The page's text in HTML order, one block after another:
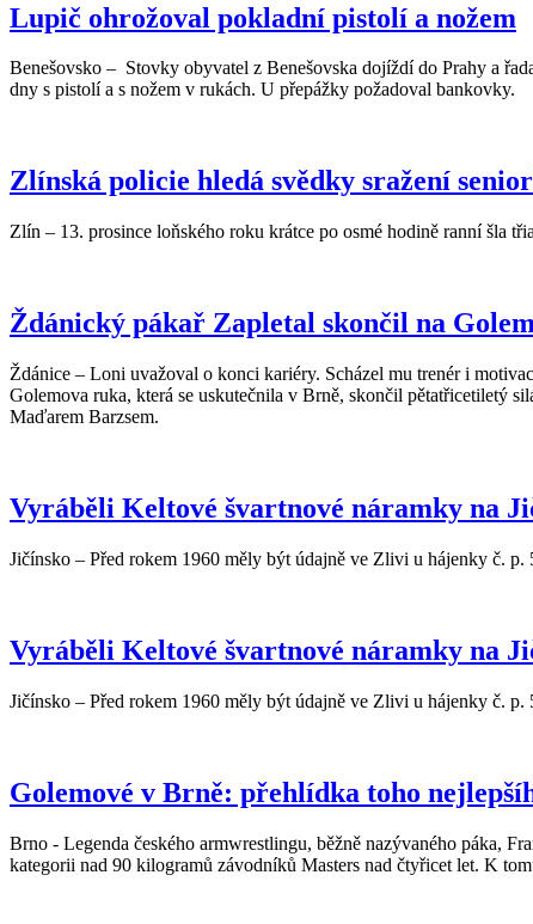
Lupič ohrožoval pokladní pistolí a nožem
Benešovsko – Stovky obyvatel z Benešovska dojíždí do Prahy a
dny s pistolí a s nožem v rukách. U přepážky požadoval bankovky.
Zlínská policie hledá svědky sražení
Zlín – 13. prosince loňského roku krátce po osmé hodině ranní šla
Ždánický pákař Zapletal skončil na
Ždánice – Loni uvažoval o konci kariéry. Scházel mu trenér i
Golemova ruka, která se uskutečnila v Brně, skončil pětatřicetiletý
Maďarem Barzsem.
Vyráběli Keltové švartnové náramky na
Jičínsko – Před rokem 1960 měly být údajně ve Zlivi u hájenky č.
Vyráběli Keltové švartnové náramky na
Jičínsko – Před rokem 1960 měly být údajně ve Zlivi u hájenky č.
Golemové v Brně: přehlídka toho
Brno - Legenda českého armwrestlingu, běžně nazývaného páka,
kategorii nad 90 kilogramů závodníků Masters nad čtyřicet let. K